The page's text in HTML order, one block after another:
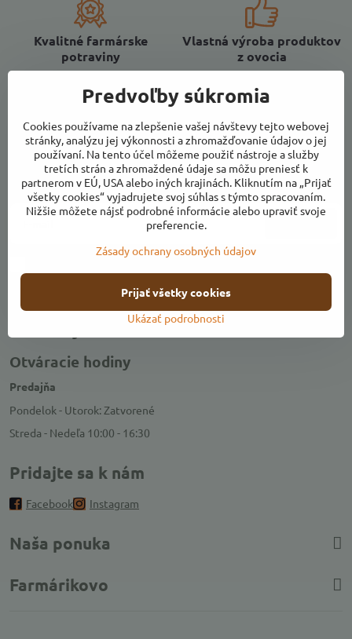
Kvalitné farmárske
potraviny
Vlastná výroba produktov
z ovocia
Newsletter
Odoberať naše novinky:
Otváracie hodiny
Predajňa
Pondelok - Utorok: Zatvorené
Streda - Nedeľa 10:00 - 16:30
Pridajte sa k nám
Facebook Instagram
Naša ponuka
Farmárikovo
Predvoľby súkromia
Cookies používame na zlepšenie vašej návštevy tejto webovej
stránky, analýzu jej výkonnosti a zhromažďovanie údajov o jej
používaní. Na tento účel môžeme použiť nástroje a služby
tretích strán a zhromaždené údaje sa môžu preniesť k
partnerom v EÚ, USA alebo iných krajinách. Kliknutím na „Prijať
všetky cookies“ vyjadrujete svoj súhlas s týmto spracovaním.
Nižšie môžete nájsť podrobné informácie alebo upraviť svoje
preferencie.
Zásady ochrany osobných údajov
Ukázať podrobnosti
Prijať všetky cookies